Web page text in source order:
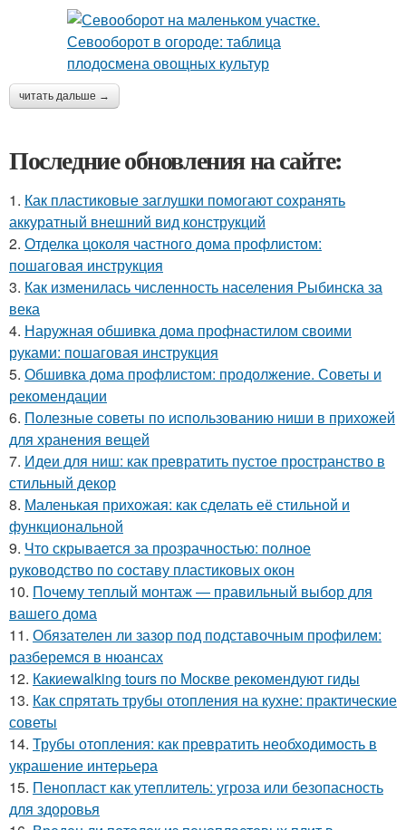
читать дальше →
Последние обновления на сайте:
1. Как пластиковые заглушки помогают сохранять
аккуратный внешний вид конструкций
2. Отделка цоколя частного дома профлистом:
пошаговая инструкция
3. Как изменилась численность населения Рыбинска за
века
4. Наружная обшивка дома профнастилом своими
руками: пошаговая инструкция
5. Обшивка дома профлистом: продолжение. Советы и
рекомендации
6. Полезные советы по использованию ниши в прихожей
для хранения вещей
7. Идеи для ниш: как превратить пустое пространство в
стильный декор
8. Маленькая прихожая: как сделать её стильной и
функциональной
9. Что скрывается за прозрачностью: полное
руководство по составу пластиковых окон
10. Почему теплый монтаж — правильный выбор для
вашего дома
11. Обязателен ли зазор под подставочным профилем:
разберемся в нюансах
12. Какиеwalking tours по Москве рекомендуют гиды
13. Как спрятать трубы отопления на кухне: практические
советы
14. Трубы отопления: как превратить необходимость в
украшение интерьера
15. Пенопласт как утеплитель: угроза или безопасность
для здоровья